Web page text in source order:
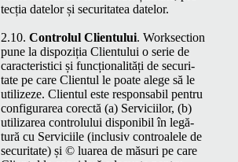
tecția datelor și secu­ri­tatea datelor.
2.10. Con­trolul Clien­tu­lui. Work­sec­tion
pune la dis­poz­iția Clien­tu­lui o serie de
car­ac­ter­is­ti­ci și funcțion­al­ități de secu­ri­
tate pe care Clien­tul le poate alege să le
uti­lizeze. Clien­tul este respon­s­abil pen­tru
con­fig­u­rarea corec­tă (a) Ser­vici­ilor, (b)
uti­lizarea con­trolu­lui disponi­bil în legă­
tură cu Ser­vici­ile (inclu­siv con­troalele de
secu­ri­tate) și © luarea de măsuri pe care